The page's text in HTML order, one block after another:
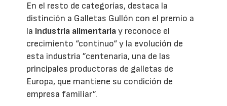
En el resto de categorías, destaca la
distinción a Galletas Gullón con el premio a
la industria alimentariay reconoce el
crecimiento “continuo“ y la evolución de
esta industria ”centenaria, una de las
principales productoras de galletas de
Europa, que mantiene su condición de
empresa familiar”.